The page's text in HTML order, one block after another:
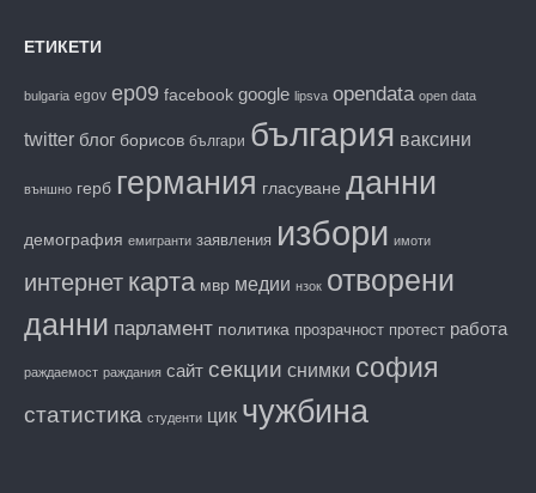
ЕТИКЕТИ
bulgaria egov ep09 facebook google lipsva opendata open data
twitter блог борисов българи българия ваксини
външно герб германия гласуване данни
демография емигранти заявления избори имоти
интернет карта мвр медии нзок отворени
данни парламент политика прозрачност протест работа
раждаемост раждания сайт секции снимки софия
статистика студенти цик чужбина